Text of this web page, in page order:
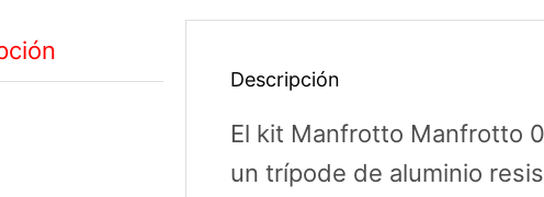
Descripción
El kit Manfrotto Manfrotto
un trípode de aluminio